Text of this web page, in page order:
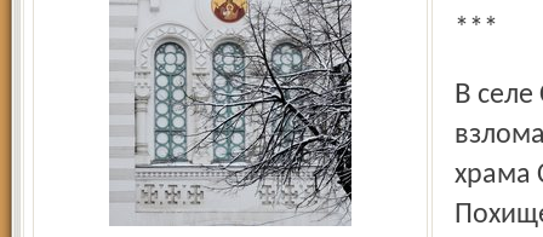
***
В селе Стратилат Даниловского района неизвестные,
храма